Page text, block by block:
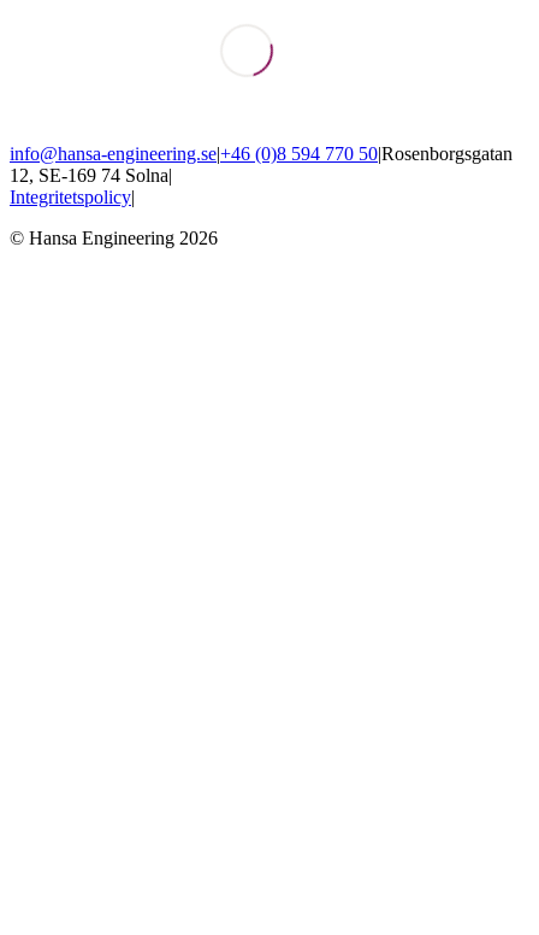
info@hansa-engineering.se|+46 (0)8 594 770 50|Rosenborgsgatan
12, SE-169 74 Solna|
Integritetspolicy|
© Hansa Engineering 2026